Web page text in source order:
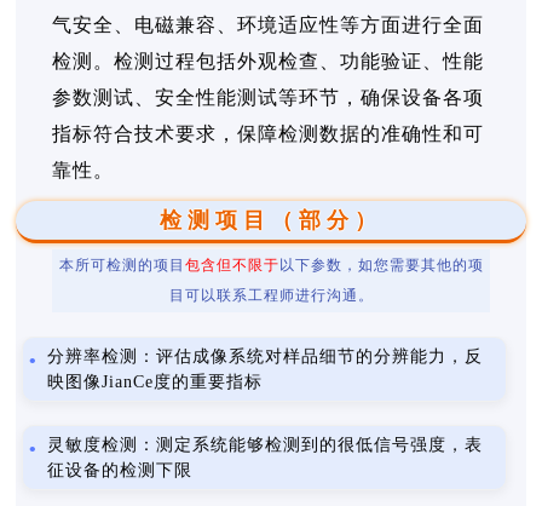
气安全、电磁兼容、环境适应性等方面进行全面
检测。检测过程包括外观检查、功能验证、性能
参数测试、安全性能测试等环节，确保设备各项
指标符合技术要求，保障检测数据的准确性和可
靠性。
检测项目（部分）
本所可检测的项目 包含但不限于 以下参数，如您需要其他的项
目可以联系工程师进行沟通。
分辨率检测：评估成像系统对样品细节的分辨能力，反
映图像JianCe度的重要指标
灵敏度检测：测定系统能够检测到的很低信号强度，表
征设备的检测下限